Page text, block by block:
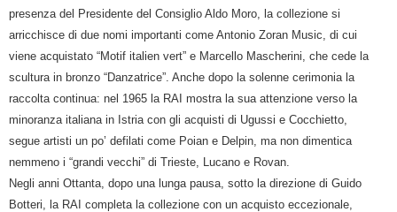
presenza del Presidente del Consiglio Aldo Moro, la collezione si
arricchisce di due nomi importanti come Antonio Zoran Music, di cui
viene acquistato “Motif italien vert” e Marcello Mascherini, che cede la
scultura in bronzo “Danzatrice”. Anche dopo la solenne cerimonia la
raccolta continua: nel 1965 la RAI mostra la sua attenzione verso la
minoranza italiana in Istria con gli acquisti di Ugussi e Cocchietto,
segue artisti un po’ defilati come Poian e Delpin, ma non dimentica
nemmeno i “grandi vecchi” di Trieste, Lucano e Rovan.
Negli anni Ottanta, dopo una lunga pausa, sotto la direzione di Guido
Botteri, la RAI completa la collezione con un acquisto eccezionale,